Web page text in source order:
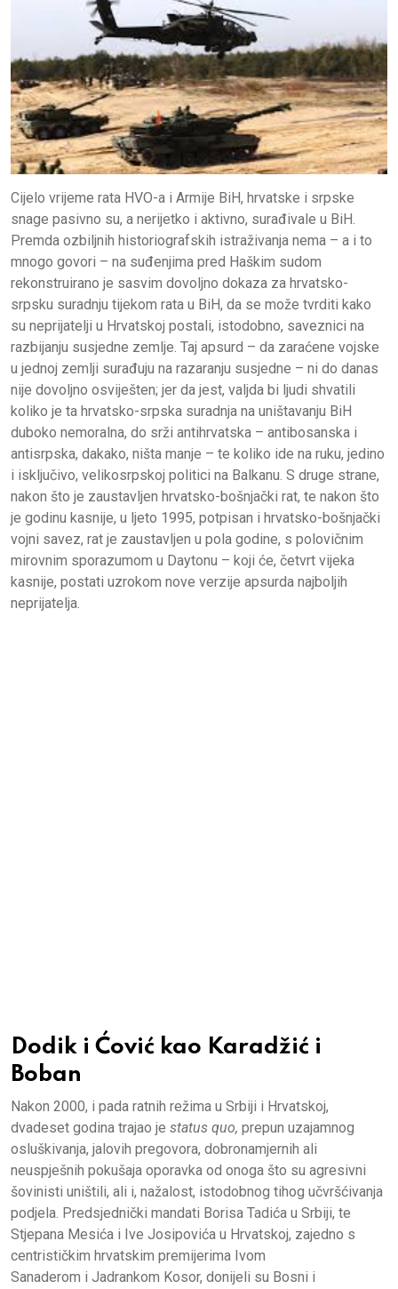
Cijelo vrijeme rata HVO-a i Armije BiH, hrvatske i srpske
snage pasivno su, a nerijetko i aktivno, surađivale u BiH.
Premda ozbiljnih historiografskih istraživanja nema – a i to
mnogo govori – na suđenjima pred Haškim sudom
rekonstruirano je sasvim dovoljno dokaza za hrvatsko-
srpsku suradnju tijekom rata u BiH, da se može tvrditi kako
su neprijatelji u Hrvatskoj postali, istodobno, saveznici na
razbijanju susjedne zemlje. Taj apsurd – da zaraćene vojske
u jednoj zemlji surađuju na razaranju susjedne – ni do danas
nije dovoljno osviješten; jer da jest, valjda bi ljudi shvatili
koliko je ta hrvatsko-srpska suradnja na uništavanju BiH
duboko nemoralna, do srži antihrvatska – antibosanska i
antisrpska, dakako, ništa manje – te koliko ide na ruku, jedino
i isključivo, velikosrpskoj politici na Balkanu. S druge strane,
nakon što je zaustavljen hrvatsko-bošnjački rat, te nakon što
je godinu kasnije, u ljeto 1995, potpisan i hrvatsko-bošnjački
vojni savez, rat je zaustavljen u pola godine, s polovičnim
mirovnim sporazumom u Daytonu – koji će, četvrt vijeka
kasnije, postati uzrokom nove verzije apsurda najboljih
neprijatelja.
Dodik i Ćović kao Karadžić i
Boban
Nakon 2000, i pada ratnih režima u Srbiji i Hrvatskoj,
dvadeset godina trajao je status quo, prepun uzajamnog
osluškivanja, jalovih pregovora, dobronamjernih ali
neuspješnih pokušaja oporavka od onoga što su agresivni
šovinisti uništili, ali i, nažalost, istodobnog tihog učvršćivanja
podjela. Predsjednički mandati Borisa Tadića u Srbiji, te
Stjepana Mesića i Ive Josipovića u Hrvatskoj, zajedno s
centrističkim hrvatskim premijerima Ivom
Sanaderom i Jadrankom Kosor, donijeli su Bosni i